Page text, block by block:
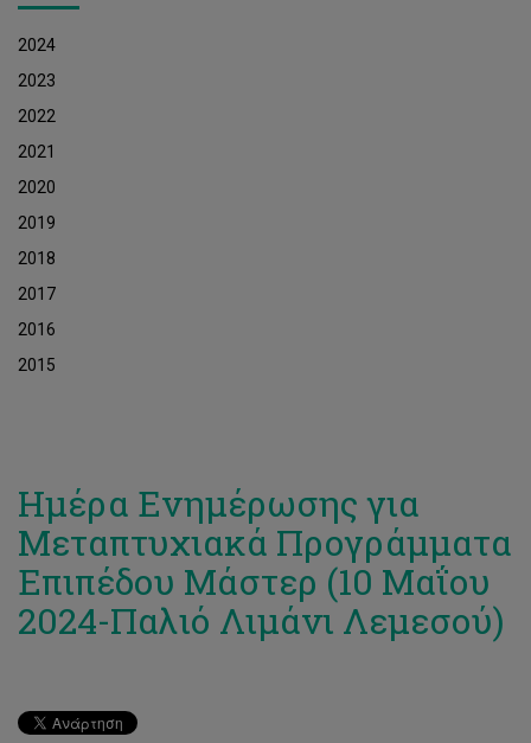
2024
2023
2022
2021
2020
2019
2018
2017
2016
2015
Ημέρα Ενημέρωσης για
Μεταπτυχιακά Προγράμματα
Επιπέδου Μάστερ (10 Μαΐου
2024-Παλιό Λιμάνι Λεμεσού)